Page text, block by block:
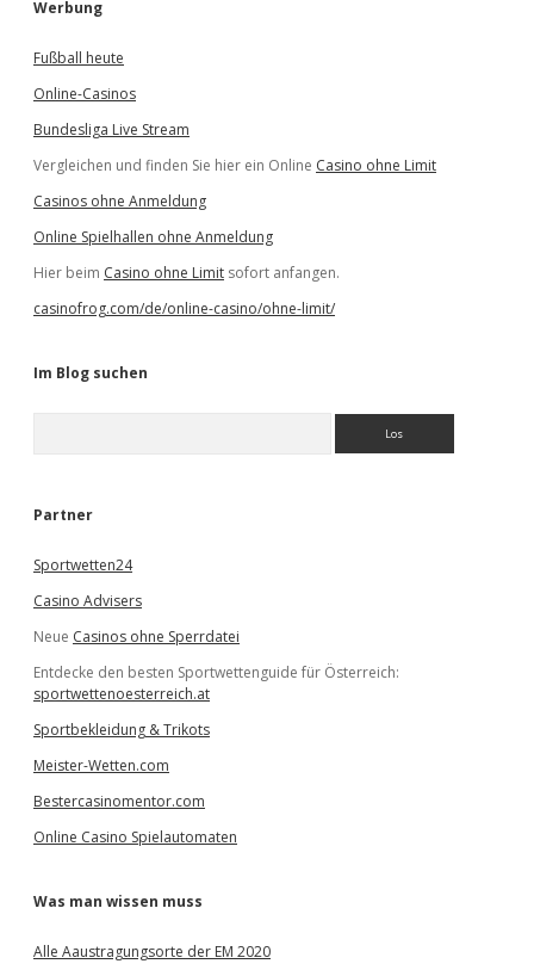
Werbung
Fußball heute
Online-Casinos
Bundesliga Live Stream
Vergleichen und finden Sie hier ein Online Casino ohne Limit
Casinos ohne Anmeldung
Online Spielhallen ohne Anmeldung
Hier beim Casino ohne Limit sofort anfangen.
casinofrog.com/de/online-casino/ohne-limit/
Im Blog suchen
e
Partner
Sportwetten24
Casino Advisers
Neue Casinos ohne Sperrdatei
Entdecke den besten Sportwettenguide für Österreich:
sportwettenoesterreich.at
Sportbekleidung & Trikots
Meister-Wetten.com
Bestercasinomentor.com
Online Casino Spielautomaten
Was man wissen muss
Alle Aaustragungsorte der EM 2020